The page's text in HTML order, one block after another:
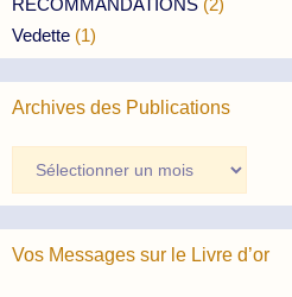
Vedette (1)
Archives des Publications
des
Publications
Vos Messages sur le Livre d’or